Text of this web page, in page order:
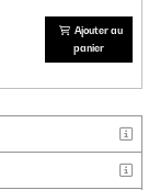
Ajouter au
panier